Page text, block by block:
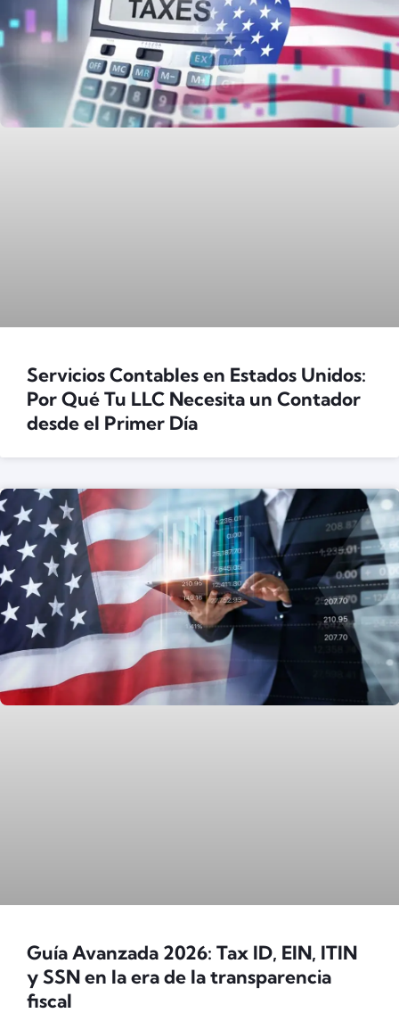
Servicios Contables en Estados Unidos:
Por Qué Tu LLC Necesita un Contador
desde el Primer Día
Guía Avanzada 2026: Tax ID, EIN, ITIN
y SSN en la era de la transparencia
fiscal